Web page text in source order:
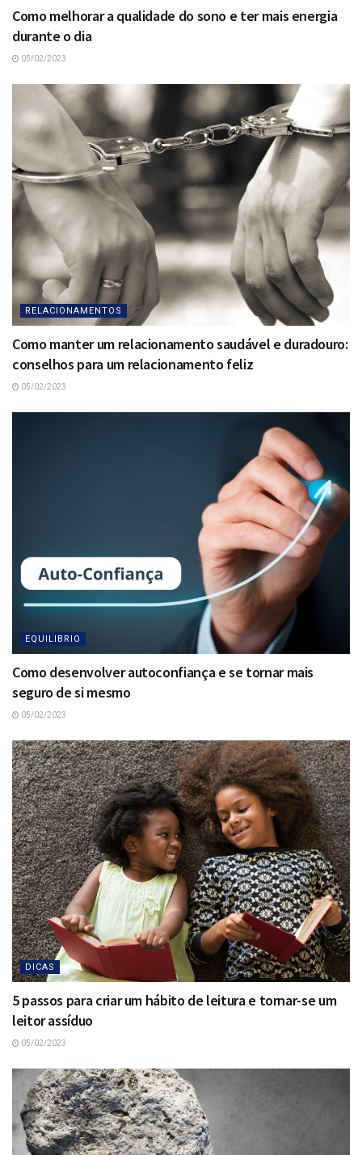
Como melhorar a qualidade do sono e ter mais energia
durante o dia
05/02/2023
RELACIONAMENTOS
Como manter um relacionamento saudável e duradouro:
conselhos para um relacionamento feliz
05/02/2023
EQUILIBRIO
Como desenvolver autoconfiança e se tornar mais
seguro de si mesmo
05/02/2023
DICAS
5 passos para criar um hábito de leitura e tornar-se um
leitor assíduo
05/02/2023